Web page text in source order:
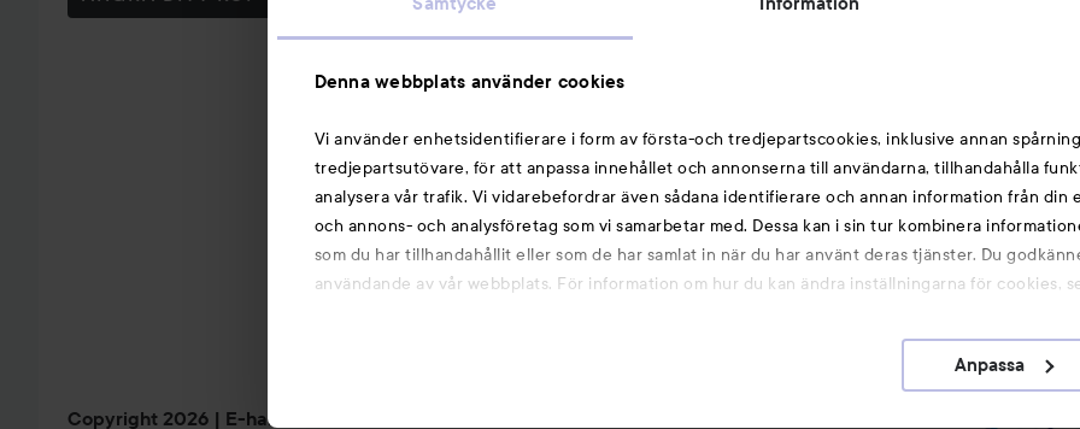
Denna webbplats använder cookies
Vi använder enhetsidentifierare i form av första-och tredjepartscookies, inklusive annan
tredjepartsutövare, för att anpassa innehållet och annonserna till användarna, tillhandahålla
analysera vår trafik. Vi vidarebefordrar även sådana identifierare och annan information från din
och annons- och analysföretag som vi samarbetar med. Dessa kan i sin tur kombinera
som du har tillhandahållit eller som de har samlat in när du har använt deras tjänster. Du
användande av vår webbplats. För information om hur du kan ändra inställningarna för cookies,
Anpassa
Michael Edwards Fragrances of the World
Cookie Consent
Partners
Du kanske också gillar
Smink
Hårnålar
Copyright 2026 E-handel av Avensia